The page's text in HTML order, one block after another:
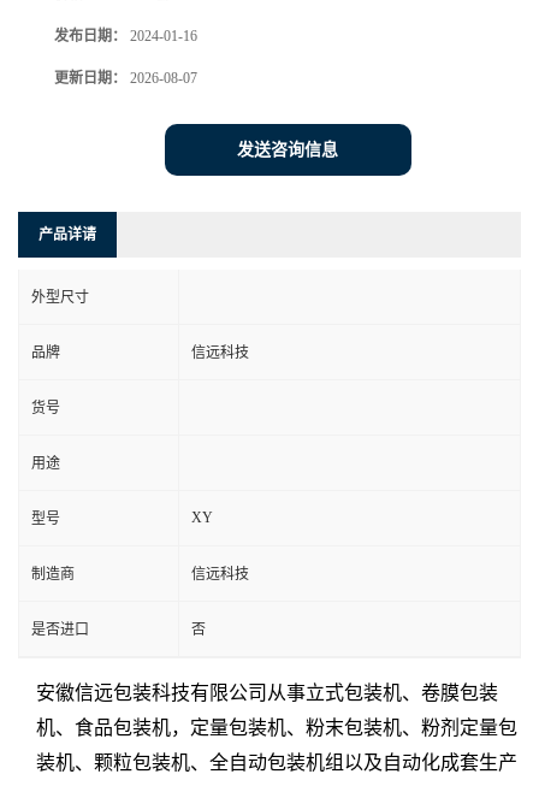
发布日期： 2024-01-16
更新日期： 2026-08-07
发送咨询信息
产品详请
外型尺寸
品牌 信远科技
货号
用途
型号 XY
制造商 信远科技
是否进口 否
安徽信远包装科技有限公司从事立式包装机、卷膜包装
机、食品包装机，定量包装机、粉末包装机、粉剂定量包
装机、颗粒包装机、全自动包装机组以及自动化成套生产